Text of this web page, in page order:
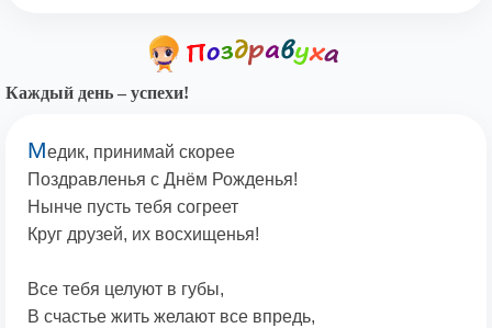
Каждый день – успехи!
Медик, принимай скорее
Поздравленья с Днём Рожденья!
Нынче пусть тебя согреет
Круг друзей, их восхищенья!
Все тебя целуют в губы,
В счастье жить желают все впредь,